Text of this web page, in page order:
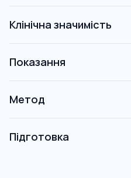
Клінічна значимість
Показання
Метод
Підготовка